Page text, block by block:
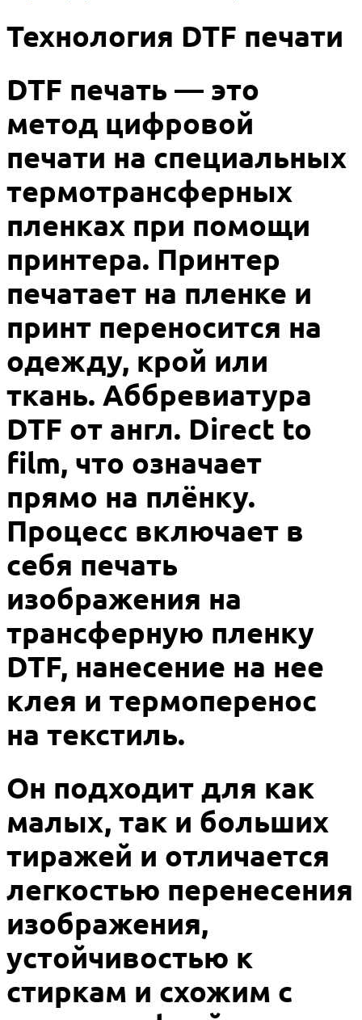
Технология DTF печати
DTF печать — это
метод цифровой
печати на специальных
термотрансферных
пленках при помощи
принтера. Принтер
печатает на пленке и
принт переносится на
одежду, крой или
ткань. Аббревиатура
DTF от англ. Direct to
film, что означает
прямо на плёнку.
Процесс включает в
себя печать
изображения на
трансферную пленку
DTF, нанесение на нее
клея и термоперенос
на текстиль.
Он подходит для как
малых, так и больших
тиражей и отличается
легкостью перенесения
изображения,
устойчивостью к
стиркам и схожим с